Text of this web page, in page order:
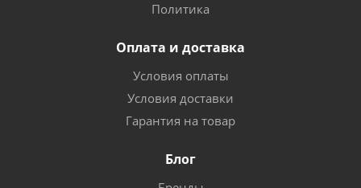
Политика
Оплата и доставка
Условия оплаты
Условия доставки
Гарантия на товар
Блог